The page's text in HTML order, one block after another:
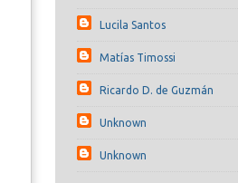
Lucila Santos
Matías Timossi
Ricardo D. de Guzmán
Unknown
Unknown